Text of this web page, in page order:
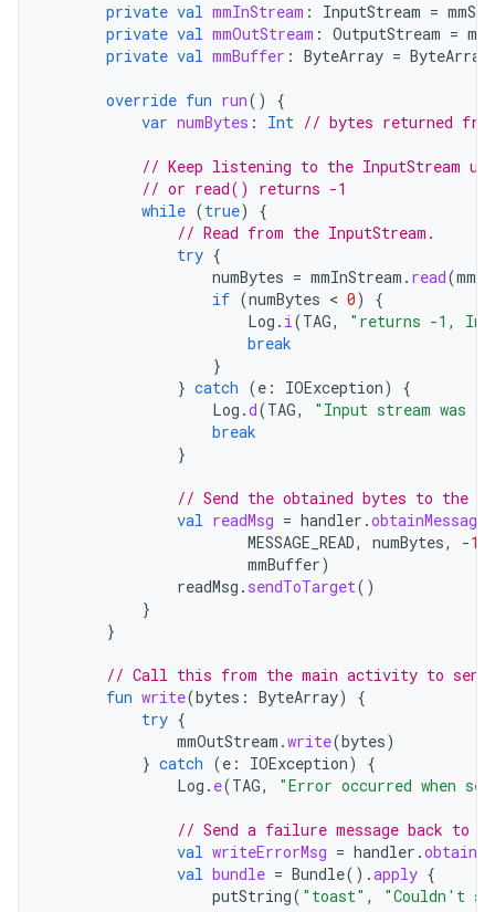
private val mmInStream : InputStream =
private val mmOutStream : OutputStream =
private val mmBuffer : ByteArray = ByteArray
override fun run()
{
var numBytes : Int // bytes returned
// Keep listening to the InputStream
// or read() returns -1
while (true)
{
// Read from the InputStream.
try {
numBytes = mmInStream . read(
if (numBytes < 0)
{
Log . i(TAG,
"returns -1,
break
}
} catch (e : IOException)
{
Log .d(TAG,
"Input stream was
break
}
// Send the obtained bytes to the
val readMsg = handler .obtainMessage
MESSAGE_READ, numBytes, -1
mmBuffer)
readMsg . sendToTarget()
}
}
// Call this from the main activity to send
fun write(bytes : ByteArray)
{
try {
mmOutStream .write(bytes)
} catch (e : IOException)
{
Log . e(TAG, "Error occurred when
// Send a failure message back to
val writeErrorMsg = handler .
val bundle = Bundle().apply {
putString( "toast" ,
"Couldn't